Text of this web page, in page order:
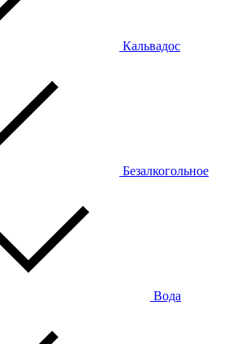
Кальвадос
Безалкогольное
Вода